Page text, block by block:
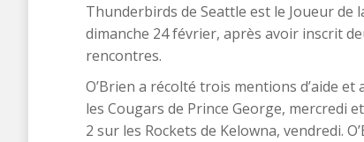
Thunderbirds de Seattle est le Joueur de
dimanche 24 février, après avoir inscrit
rencontres.
O’Brien a récolté trois mentions d’aide
les Cougars de Prince George, mercredi
2 sur les Rockets de Kelowna, vendredi.